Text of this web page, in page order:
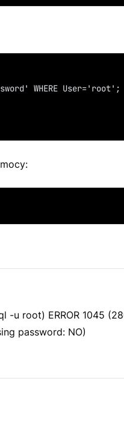
WHERE User='root';
-u root) ERROR 1045
password: NO)